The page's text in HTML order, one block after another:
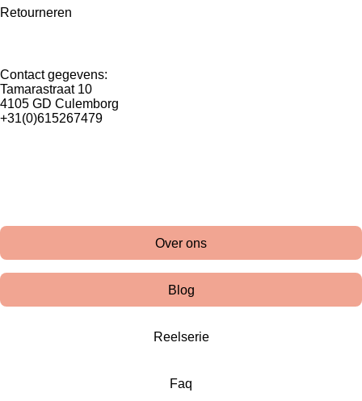
Retourneren
Contact gegevens:
Tamarastraat 10
4105 GD Culemborg
+31(0)615267479
Over ons
Blog
Reelserie
Faq